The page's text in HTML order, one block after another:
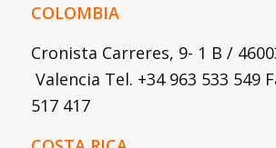
COLOMBIA
Cronista Carreres, 9- 1 B /
Valencia Tel. +34 963 533 549
517 417